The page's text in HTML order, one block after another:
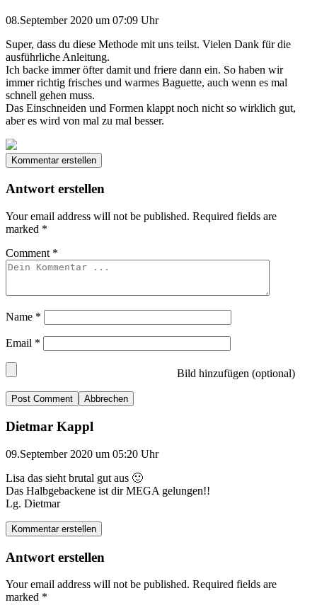
08.September 2020 um 07:09 Uhr
Super, dass du diese Methode mit uns teilst. Vielen Dank für die
ausführliche Anleitung.
Ich backe immer öfter damit und friere dann ein. So haben wir
immer richtig frisches und warmes Baguette, auch wenn es mal
schnell gehen muss.
Das Einschneiden und Formen klappt noch nicht so wirklich gut,
aber es wird von mal zu mal besser.
Kommentar erstellen
Antwort erstellen
Your email address will not be published. Required fields are
marked *
Comment *
Name *
Email *
Bild hinzufügen (optional)
Abbrechen
Dietmar Kappl
09.September 2020 um 05:20 Uhr
Lisa das sieht brutal gut aus 🙂
Das Halbgebackene ist dir MEGA gelungen!!
Lg. Dietmar
Kommentar erstellen
Antwort erstellen
Your email address will not be published. Required fields are
marked *